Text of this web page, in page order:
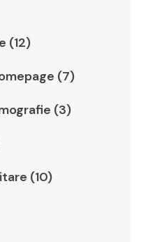
(12)
(7)
(3)
(10)